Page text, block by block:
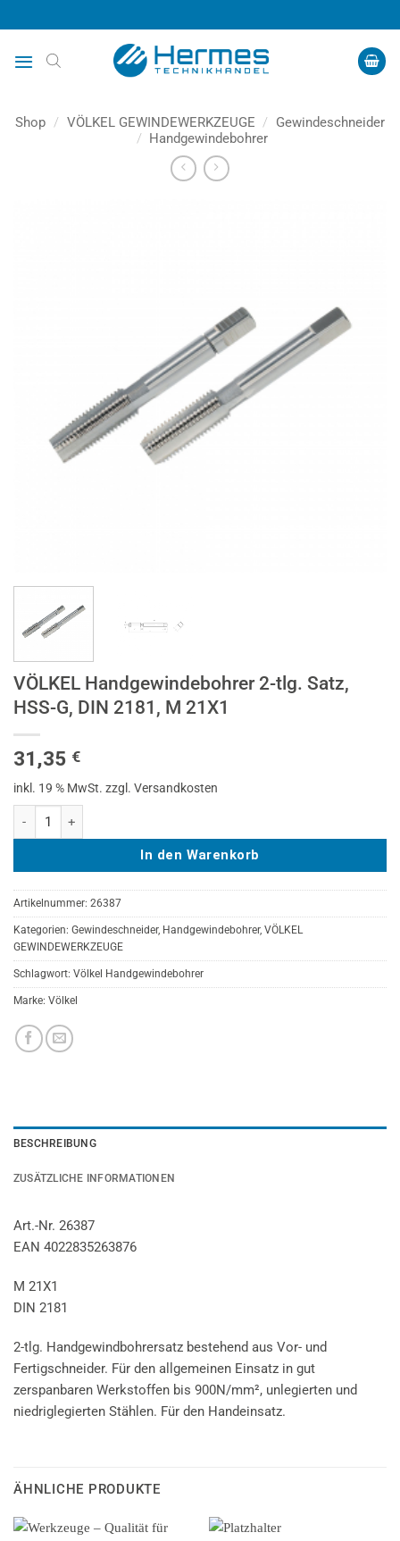
Inhalt
springen
Shop / VÖLKEL GEWINDEWERKZEUGE /
Gewindeschneider
/ Handgewindebohrer
VÖLKEL Handgewindebohrer 2-tlg. Satz,
HSS-G, DIN 2181, M 21X1
31,35 €
inkl. 19 % MwSt. zzgl. Versandkosten
In den Warenkorb
Artikelnummer: 26387
Kategorien: Gewindeschneider, Handgewindebohrer, VÖLKEL
GEWINDEWERKZEUGE
Schlagwort: Völkel Handgewindebohrer
Marke: Völkel
BESCHREIBUNG
ZUSÄTZLICHE INFORMATIONEN
Art.-Nr. 26387
EAN 4022835263876
M 21X1
DIN 2181
2-tlg. Handgewindbohrersatz bestehend aus Vor- und
Fertigschneider. Für den allgemeinen Einsatz in gut
zerspanbaren Werkstoffen bis 900N/mm², unlegierten und
niedriglegierten Stählen. Für den Handeinsatz.
ÄHNLICHE PRODUKTE